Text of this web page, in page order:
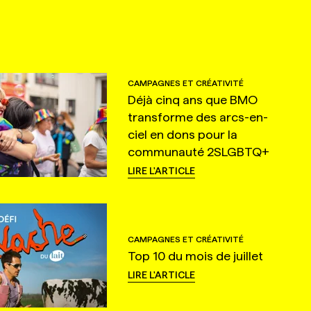
CAMPAGNES ET CRÉATIVITÉ
Déjà cinq ans que BMO
transforme des arcs-en-
ciel en dons pour la
communauté 2SLGBTQ+
LIRE L'ARTICLE
CAMPAGNES ET CRÉATIVITÉ
Top 10 du mois de juillet
LIRE L'ARTICLE